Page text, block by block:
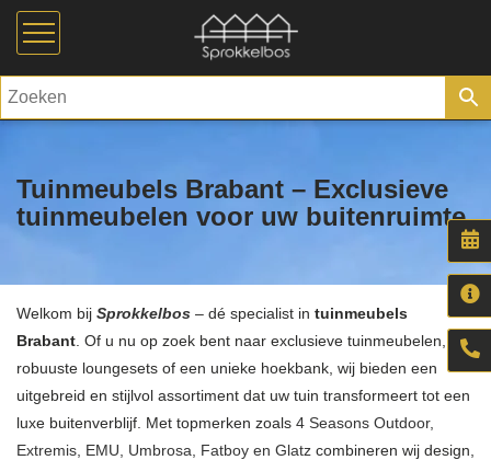
Tuinmeubels Brabant – Exclusieve
tuinmeubelen voor uw buitenruimte
Welkom bij Sprokkelbos – dé specialist in tuinmeubels
Brabant . Of u nu op zoek bent naar exclusieve tuinmeubelen,
robuuste loungesets of een unieke hoekbank, wij bieden een
uitgebreid en stijlvol assortiment dat uw tuin transformeert tot een
luxe buitenverblijf. Met topmerken zoals 4 Seasons Outdoor,
Extremis, EMU, Umbrosa, Fatboy en Glatz combineren wij design,